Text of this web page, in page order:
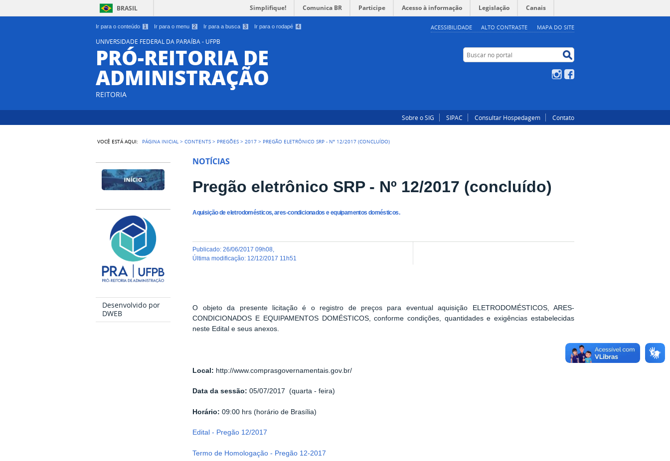
Ir para o conteúdo 1 Ir para o menu 2 Ir para a busca 3 Ir para o rodapé 4 ACESSIBILIDADE ALTO CONTRASTE MAPA DO SITE
BRASIL Simplifique! Comunica BR Participe Acesso à informação Legislação Canais
UNIVERSIDADE FEDERAL DA PARAÍBA - UFPB
PRÓ-REITORIA DE
ADMINISTRAÇÃO
REITORIA
Buscar no portal
Instagram
Sobre o SIG SIPAC Consultar Hospedagem Contato
VOCÊ ESTÁ AQUI: PÁGINA INICIAL >CONTENTS > PREGÕES >2017 > PREGÃO ELETRÔNICO SRP - Nº 12/2017 (CONCLUÍDO)
Desenvolvido por
DWEB
NOTÍCIAS
Pregão eletrônico SRP - Nº 12/2017 (concluído)
Aquisição de eletrodomésticos, ares-condicionados e equipamentos domésticos.
publicado:26/06/2017 09h08
última modificação: 12/12/2017 11h51
O objeto da presente licitação é o registro de preços para eventual aquisição ELETRODOMÉSTICOS, ARES-
CONDICIONADOS E EQUIPAMENTOS DOMÉSTICOS, conforme condições, quantidades e exigências estabelecidas
neste Edital e seus anexos.
Local: http://www.comprasgovernamentais.gov.br/
Data da sessão: 05/07/2017 (quarta - feira)
Horário:09:00 hrs (horário de Brasília)
Edital - Pregão 12/2017
Termo de Homologação - Pregão 12-2017